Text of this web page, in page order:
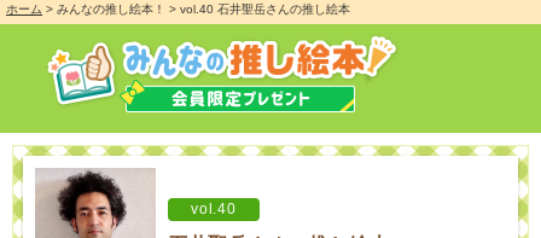
ホーム > みんなの推し絵本！ > vol.40 石井聖岳さんの推し絵本
vol.40